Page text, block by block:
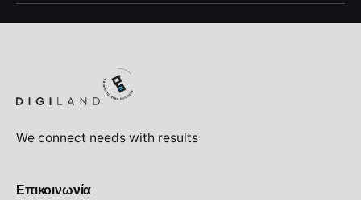
We connect needs with results
Επικοινωνία